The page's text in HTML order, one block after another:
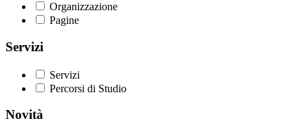
Organizzazione
Pagine
Servizi
Servizi
Percorsi di Studio
Novità